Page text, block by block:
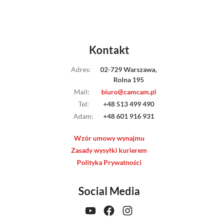
Kontakt
Adres:
02-729 Warszawa,
Rolna 195
Mail:
biuro@camcam.pl
Tel:
+48 513 499 490
Adam: +48 601 916 931
Wzór umowy wynajmu
Zasady wysyłki kurierem
Polityka Prywatności
Social Media